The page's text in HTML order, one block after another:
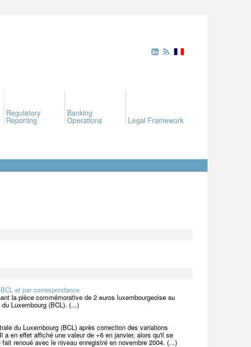
Regulatory
Reporting
Banking
Operations Legal Framework
et par correspondance
la pièce commémorative de 2 euros luxembourgeoise au
Luxembourg (BCL). (...)
du Luxembourg (BCL) après correction des variations
en effet affiché une valeur de +6 en janvier, alors qu'il se
renoué avec le niveau enregistré en novembre 2004. (...)